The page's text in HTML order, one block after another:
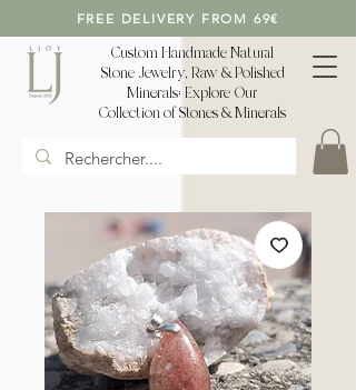
FREE DELIVERY FROM 69€
Custom Handmade Natural
Stone Jewelry, Raw & Polished
Minerals: Explore Our
Collection of Stones & Minerals